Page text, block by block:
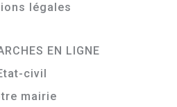
légales
EN LIGNE
civil
mairie